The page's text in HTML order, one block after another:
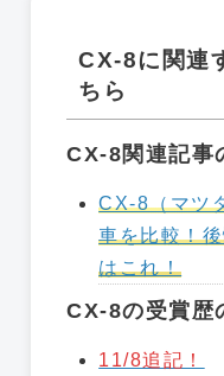
CX-8に関連
ちら
CX-8関連記事
CX-8（マツ
車を比較！
はこれ！
CX-8の受賞歴
11/8追記！